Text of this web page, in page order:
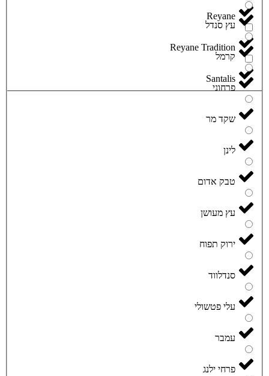
Reyane
Reyane Tradition
Santalis
עץ סנדל
קרמל
פרחוני
שקד מר
לינן
טבק אדום
עץ מעושן
ירוק תפוח
סנדלווד
עלי פטשולי
עמבר
פרחי ילנג